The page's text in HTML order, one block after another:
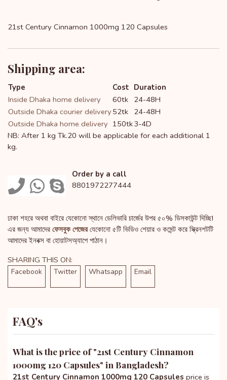
21st Century Cinnamon 1000mg 120 Capsules
Shipping area:
Type Cost Duration
Inside Dhaka home delivery
60tk 24-48H
Outside Dhaka courier delivery52tk 24-48H
Outside Dhaka home delivery 150tk3-4D
NB: After 1 kg Tk.20 will be applicable for each additional 1
kg.
Order by a call
8801972277444
ঢাকা শহরে অথবা বাইরে যেকোনো স্থানে ডেলিভারি চার্জের উপর ৫০% ডিসকাউন্ট দিচ্ছি!
এর জন্য আমাদের ফেসবুক পেজেরযেকোনো ৫টি ভিডিও শেয়ার ও কমেন্ট করে স্ক্রিনশটটি
আমাদের ইনবক্স বা হোয়াটসঅ্যাপে পাঠান।
SHARING THIS ON:
Facebook Twitter Whatsapp Email
FAQ's
What is the price of "21st Century Cinnamon
1000mg 120 Capsules" in Bangladesh?
21st Century Cinnamon 1000mg 120 Capsules price is